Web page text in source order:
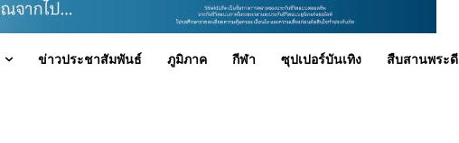
ข่าวประชาสัมพันธ์ ภูมิภาค กีฬา ซุปเปอร์บันเทิง สืบสานพระดี